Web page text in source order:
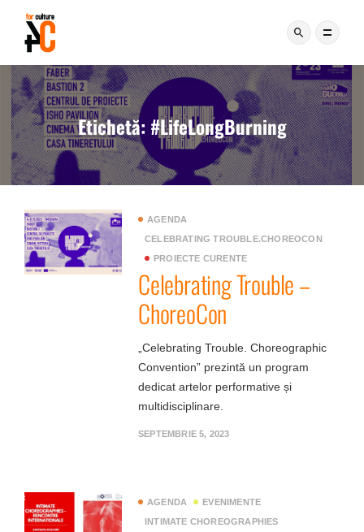
Etichetă: #LifeLongBurning
AGENDA
CELEBRATING TROUBLE.CHOREOCON
PROIECTE CURENTE
Celebrating Trouble –
ChoreoCon
„Celebrating Trouble. Choreographic
Convention” prezintă un program
dedicat artelor performative și
multidisciplinare.
SEPTEMBRIE 5, 2023
AGENDA
EVENIMENTE
INTIMATE CHOREOGRAPHIES